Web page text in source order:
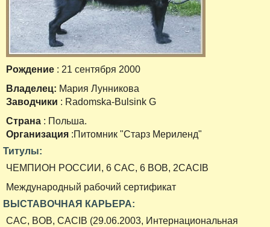
Рождение : 21 сентября 2000
Владелец: Мария Лунникова
Заводчики : Radomska-Bulsink G
Страна : Польша.
Организация :Питомник "Старз Мериленд"
Титулы:
ЧЕМПИОН РОССИИ, 6 CAC, 6 BOB, 2CACIB
Международный рабочий сертификат
ВЫСТАВОЧНАЯ КАРЬЕРА:
САС, BOB, CACIB (29.06.2003, Интернациональная